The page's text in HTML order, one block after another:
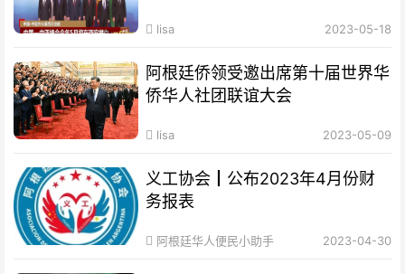
lisa 2023-05-18
阿根廷侨领受邀出席第十届世界华
侨华人社团联谊大会
lisa 2023-05-09
义工协会┃公布2023年4月份财
务报表
阿根廷华人便民小助手 2023-04-30